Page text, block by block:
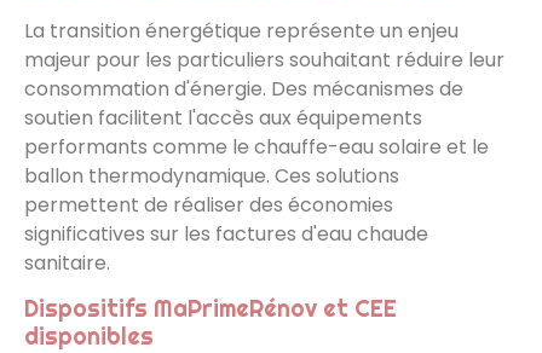
La transition énergétique représente un enjeu
majeur pour les particuliers souhaitant réduire leur
consommation d'énergie. Des mécanismes de
soutien facilitent l'accès aux équipements
performants comme le chauffe-eau solaire et le
ballon thermodynamique. Ces solutions
permettent de réaliser des économies
significatives sur les factures d'eau chaude
sanitaire.
Dispositifs MaPrimeRénov et CEE
disponibles